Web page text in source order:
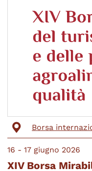
Borsa
16 - 17 giugno 2026
XIV Borsa